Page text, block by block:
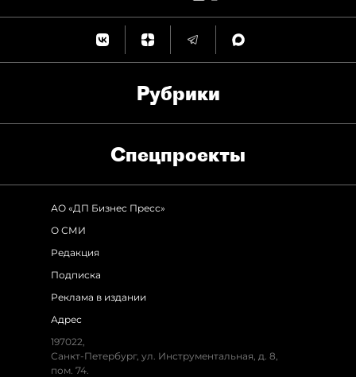
Рубрики
Спец­проекты
АО «ДП Бизнес Пресс»
О СМИ
Редакция
Подписка
Реклама в издании
Адрес
197022,
Санкт-Петербург, ул. Инструментальная, д. 8,
пом. 74.